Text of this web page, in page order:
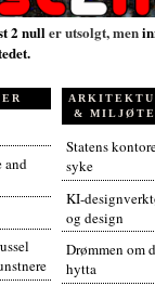
2 null er utsolgt, men
&
Statens
syke
KI-
og design
Drømmen om
hytta